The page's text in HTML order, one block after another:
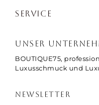
einer
SERVICE
UNSER
BOUTIQUE75,
Luxusschmuck und
NEWSLETTER